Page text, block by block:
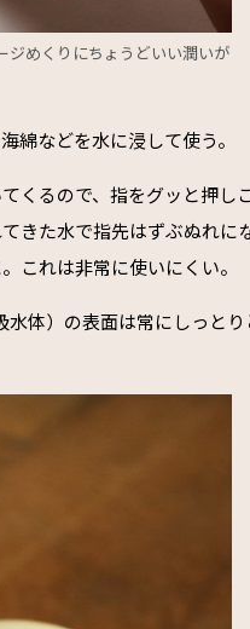
ジめくりにちょうどいい潤いが
綿などを水に浸して使う。
くるので、指をグッと押し
きた水で指先はずぶぬれに
これは非常に使いにくい。
体）の表面は常にしっとり